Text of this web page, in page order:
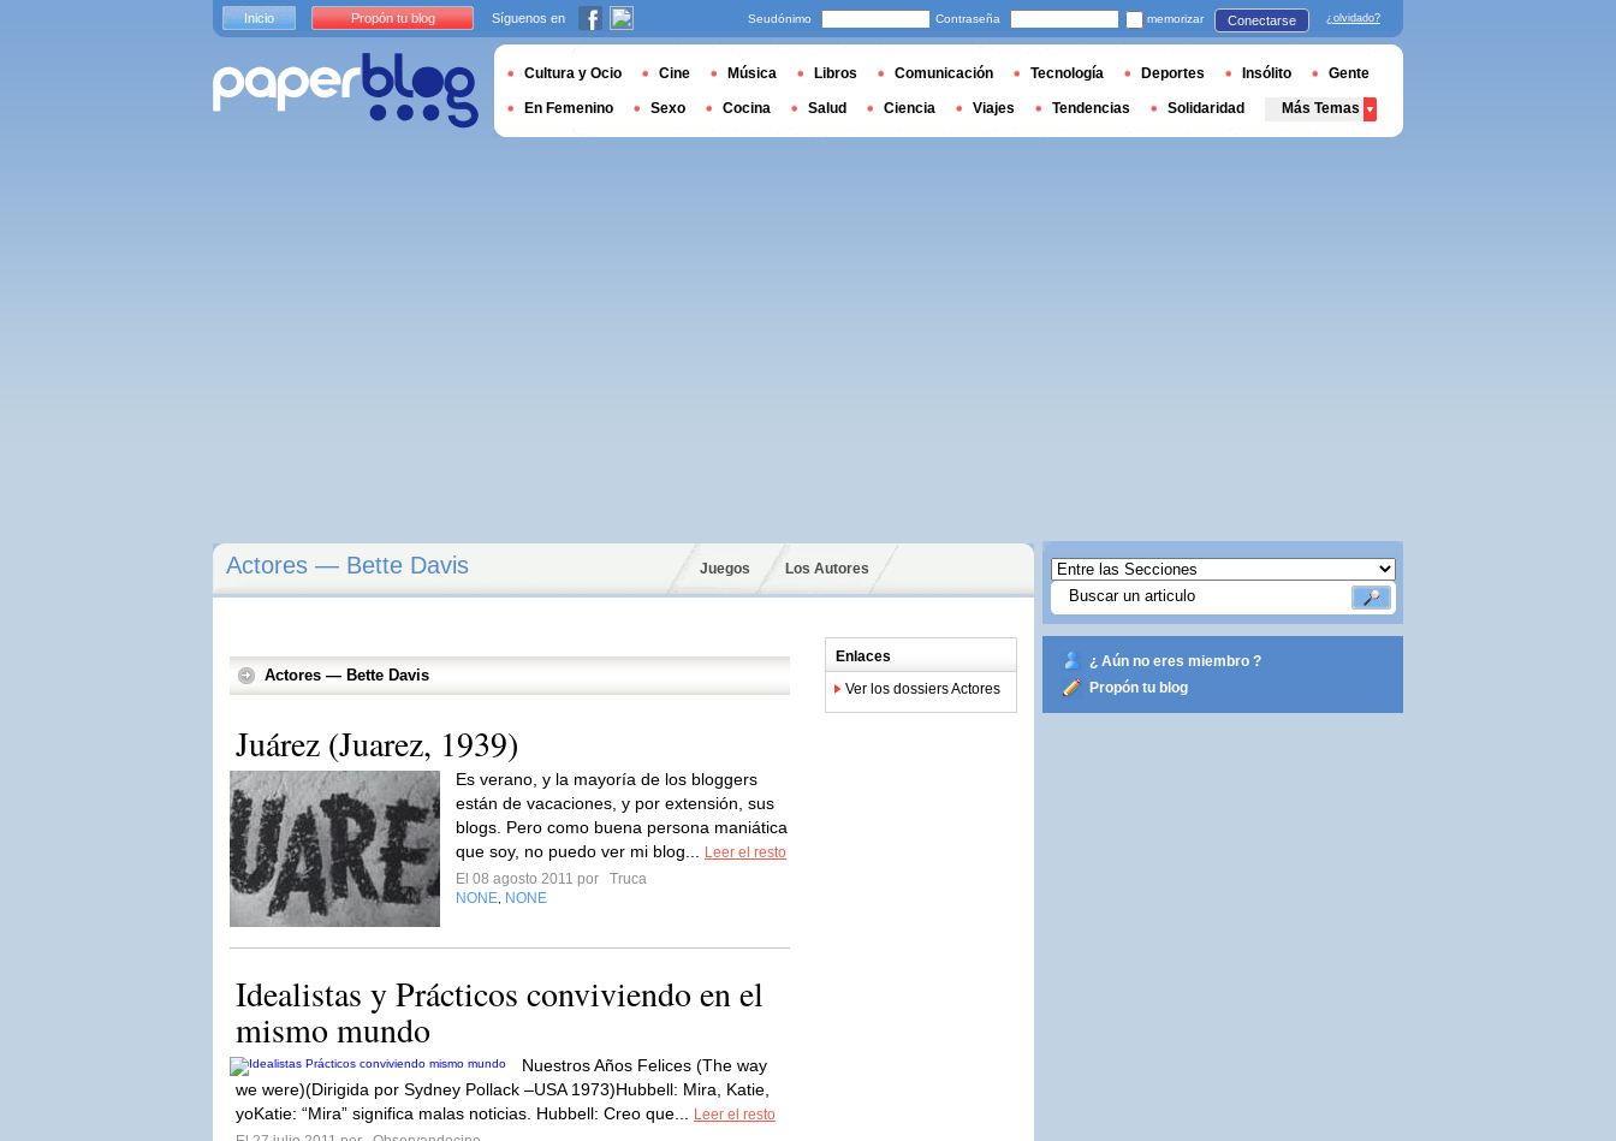
Actores — Bette Davis Juegos Los Autores
Actores — Bette Davis
Juárez (Juarez, 1939)
Es verano, y la mayoría de los bloggers
están de vacaciones, y por extensión, sus
blogs. Pero como buena persona maniática
que soy, no puedo ver mi blog...
Leer el resto
El 08 agosto 2011 por
Truca
NONE NONE
Idealistas y Prácticos conviviendo en el
mismo mundo
Nuestros Años Felices (The way
we were)(Dirigida por Sydney Pollack –USA 1973)Hubbell: Mira, Katie,
yoKatie: “Mira” significa malas noticias. Hubbell: Creo que...
Leer el resto
Enlaces
Ver los dossiers Actores
¿ Aún no eres miembro ?
Propón tu blog
Inicio Propón tu blog Síguenos en Seudónimo Contraseña memorizar Conectarse ¿olvidado?
Cultura y Ocio Cine Música Libros Comunicación Tecnología Deportes Insólito Gente
En Femenino Sexo Cocina Salud Ciencia Viajes Tendencias Solidaridad Más Temas